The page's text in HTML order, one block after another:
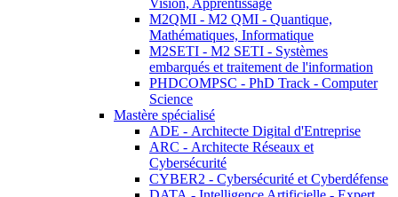
Vision, Apprentissage
M2QMI - M2 QMI - Quantique,
Mathématiques, Informatique
M2SETI - M2 SETI - Systèmes
embarqués et traitement de l'information
PHDCOMPSC - PhD Track - Computer
Science
Mastère spécialisé
ADE - Architecte Digital d'Entreprise
ARC - Architecte Réseaux et
Cybersécurité
CYBER2 - Cybersécurité et Cyberdéfense